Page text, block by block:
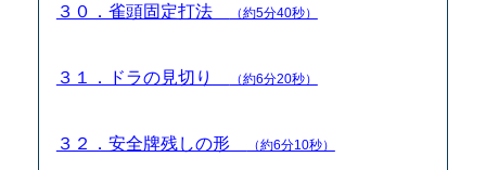
３０．雀頭固定打法 （約5分40秒）
３１．ドラの見切り （約6分20秒）
３２．安全牌残しの形 （約6分10秒）